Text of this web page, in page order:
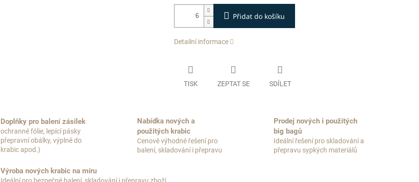
Přidat do košíku
Detailní informace
TISK ZEPTAT SE SDÍLET
Doplňky pro balení zásilek
ochranné fólie, lepící pásky
přepravní obálky, výplně do
krabic apod.)
Nabídka nových a
použitých krabic
Cenově výhodné řešení pro
balení, skladování i přepravu
Prodej nových i použitých
big bagů
Ideální řešení pro skladování a
přepravu sypkých materiálů
Výroba nových krabic na míru
Ideální pro bezpečné balení, skladování i přepravu zboží